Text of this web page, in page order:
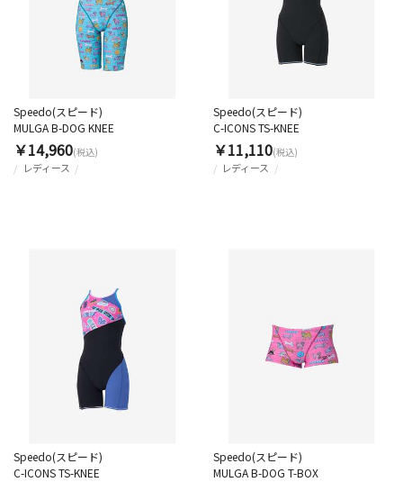
レディース
Speedo(スピード)
MULGA B-DOG KNEE
￥14,960(税込)
レディース
Speedo(スピード)
C-ICONS TS-KNEE
￥11,110(税込)
Speedo(スピード)
C-ICONS TS-KNEE
Speedo(スピード)
MULGA B-DOG T-BOX